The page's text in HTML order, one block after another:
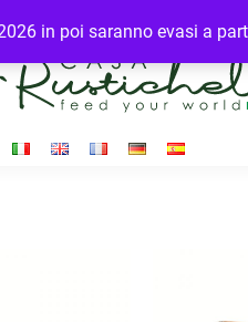
in poi saranno evasi a